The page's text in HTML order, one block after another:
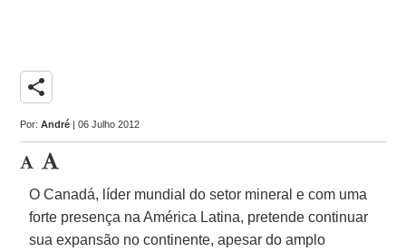
share
Por:André | 06 Julho 2012
O Canadá, líder mundial do setor mineral e com uma
forte presença na América Latina, pretende continuar
sua expansão no continente, apesar do amplo